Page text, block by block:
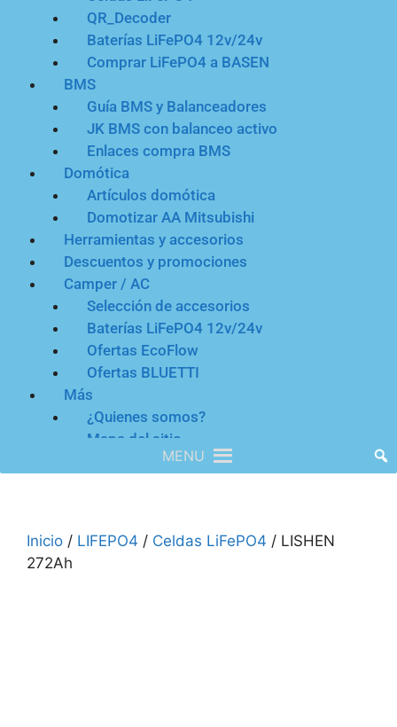
QR_Decoder
Baterías LiFePO4 12v/24v
Comprar LiFePO4 a BASEN
BMS
Guía BMS y Balanceadores
JK BMS con balanceo activo
Enlaces compra BMS
Domótica
Artículos domótica
Domotizar AA Mitsubishi
Herramientas y accesorios
Descuentos y promociones
Camper / AC
Selección de accesorios
Baterías LiFePO4 12v/24v
Ofertas EcoFlow
Ofertas BLUETTI
Más
¿Quienes somos?
Mapa del sitio
MENU
Inicio / LIFEPO4 / Celdas LiFePO4 / LISHEN
272Ah